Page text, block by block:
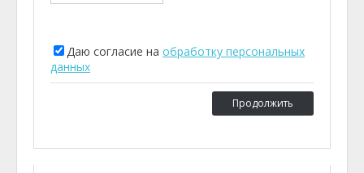
Даю согласие на обработку персональных
данных
Продолжить